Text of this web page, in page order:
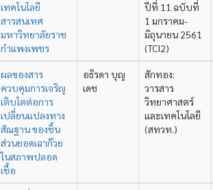
เทคโนโลยี
สารสนเทศ
มหาวิทยาลัยราช
กำแพงเพชร
ปีที่ 11 ฉบับที่
1 มกราคม-
มิถุนายน 2561
(TCI2)
ผลของสาร
ควบคุมการเจริญ
เติบโตต่อการ
เปลี่ยนแปลงทาง
สัณฐาน ของชิ้น
ส่วนยอดเฉาก๊วย
ในสภาพปลอด
เชื้อ
อธิรดา บุญ
เดช
สักทอง:
วารสาร
วิทยาศาสตร์
และเทคโนโลยี
(สทวท.)